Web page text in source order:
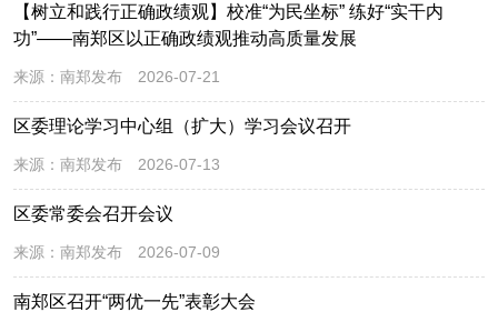
【树立和践行正确政绩观】校准“为民坐标” 练好“实干内
功”——南郑区以正确政绩观推动高质量发展
来源： 南郑发布 2026-07-21
区委理论学习中心组（扩大）学习会议召开
来源： 南郑发布 2026-07-13
区委常委会召开会议
来源： 南郑发布 2026-07-09
南郑区召开“两优一先”表彰大会